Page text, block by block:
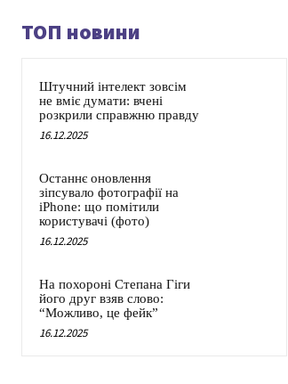
ТОП новини
Штучний інтелект зовсім
не вміє думати: вчені
розкрили справжню правду
16.12.2025
Останнє оновлення
зіпсувало фотографії на
iPhone: що помітили
користувачі (фото)
16.12.2025
На похороні Степана Гіги
його друг взяв слово:
“Можливо, це фейк”
16.12.2025